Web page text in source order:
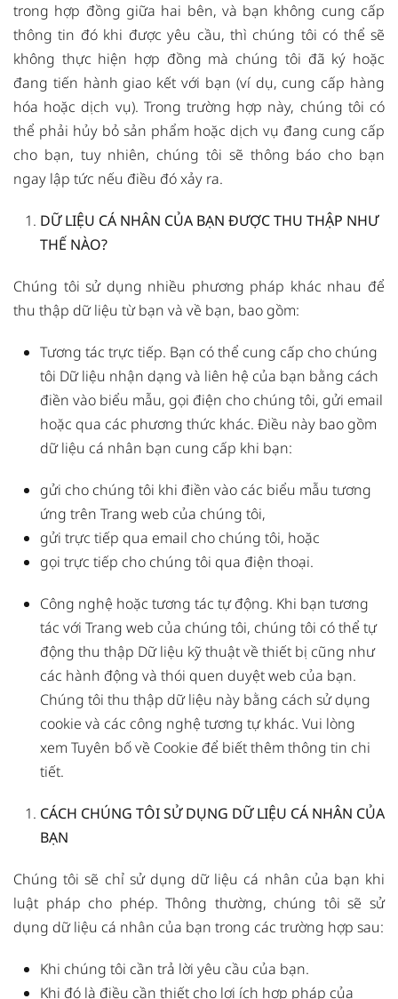
trong hợp đồng giữa hai bên, và bạn không cung cấp
thông tin đó khi được yêu cầu, thì chúng tôi có thể sẽ
không thực hiện hợp đồng mà chúng tôi đã ký hoặc
đang tiến hành giao kết với bạn (ví dụ, cung cấp hàng
hóa hoặc dịch vụ). Trong trường hợp này, chúng tôi có
thể phải hủy bỏ sản phẩm hoặc dịch vụ đang cung cấp
cho bạn, tuy nhiên, chúng tôi sẽ thông báo cho bạn
ngay lập tức nếu điều đó xảy ra.
DỮ LIỆU CÁ NHÂN CỦA BẠN ĐƯỢC THU THẬP NHƯ
THẾ NÀO?
Chúng tôi sử dụng nhiều phương pháp khác nhau để
thu thập dữ liệu từ bạn và về bạn, bao gồm:
Tương tác trực tiếp. Bạn có thể cung cấp cho chúng
tôi Dữ liệu nhận dạng và liên hệ của bạn bằng cách
điền vào biểu mẫu, gọi điện cho chúng tôi, gửi email
hoặc qua các phương thức khác. Điều này bao gồm
dữ liệu cá nhân bạn cung cấp khi bạn:
gửi cho chúng tôi khi điền vào các biểu mẫu tương
ứng trên Trang web của chúng tôi,
gửi trực tiếp qua email cho chúng tôi, hoặc
gọi trực tiếp cho chúng tôi qua điện thoại.
Công nghệ hoặc tương tác tự động. Khi bạn tương
tác với Trang web của chúng tôi, chúng tôi có thể tự
động thu thập Dữ liệu kỹ thuật về thiết bị cũng như
các hành động và thói quen duyệt web của bạn.
Chúng tôi thu thập dữ liệu này bằng cách sử dụng
cookie và các công nghệ tương tự khác. Vui lòng
xem Tuyên bố về Cookie để biết thêm thông tin chi
tiết.
CÁCH CHÚNG TÔI SỬ DỤNG DỮ LIỆU CÁ NHÂN CỦA
BẠN
Chúng tôi sẽ chỉ sử dụng dữ liệu cá nhân của bạn khi
luật pháp cho phép. Thông thường, chúng tôi sẽ sử
dụng dữ liệu cá nhân của bạn trong các trường hợp sau:
Khi chúng tôi cần trả lời yêu cầu của bạn.
Khi đó là điều cần thiết cho lợi ích hợp pháp của